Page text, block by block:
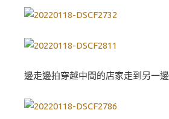
邊走邊拍穿越中間的店家走到另一邊